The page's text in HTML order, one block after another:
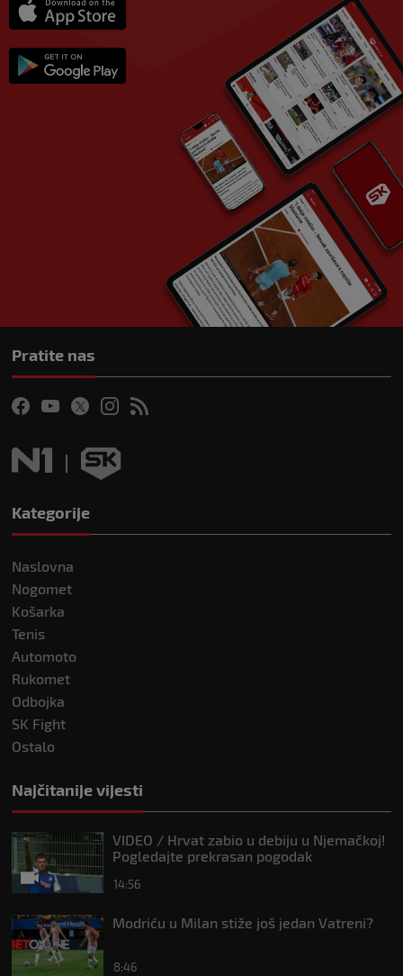
Pratite nas
Kategorije
Naslovna
Nogomet
Košarka
Tenis
Automoto
Rukomet
Odbojka
SK Fight
Ostalo
Najčitanije vijesti
VIDEO / Hrvat zabio u debiju u Njemačkoj!
Pogledajte prekrasan pogodak
14:56
Modriću u Milan stiže još jedan Vatreni?
8:46